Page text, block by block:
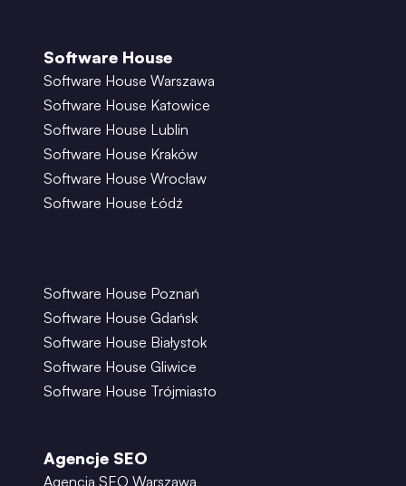
Software House
Software House Warszawa
Software House Katowice
Software House Lublin
Software House Kraków
Software House Wrocław
Software House Łódź
Software House Poznań
Software House Gdańsk
Software House Białystok
Software House Gliwice
Software House Trójmiasto
Agencje SEO
Agencja SEO Warszawa